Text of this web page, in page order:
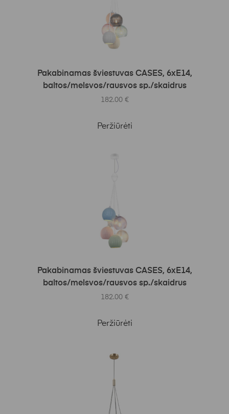
Į KREPŠELĮ
Pakabinamas šviestuvas CASES, 6xE14,
baltos/melsvos/rausvos sp./skaidrus
182.00 €
Peržiūrėti
Į KREPŠELĮ
Pakabinamas šviestuvas CASES, 6xE14,
baltos/melsvos/rausvos sp./skaidrus
182.00 €
Peržiūrėti